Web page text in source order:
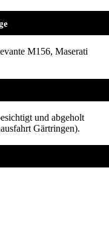
M156, Maserati
und abgeholt
Gärtringen).